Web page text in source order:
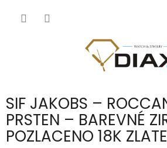
SIF JAKOBS –
PRSTEN – BAREVNÉ
POZLACENO 18K